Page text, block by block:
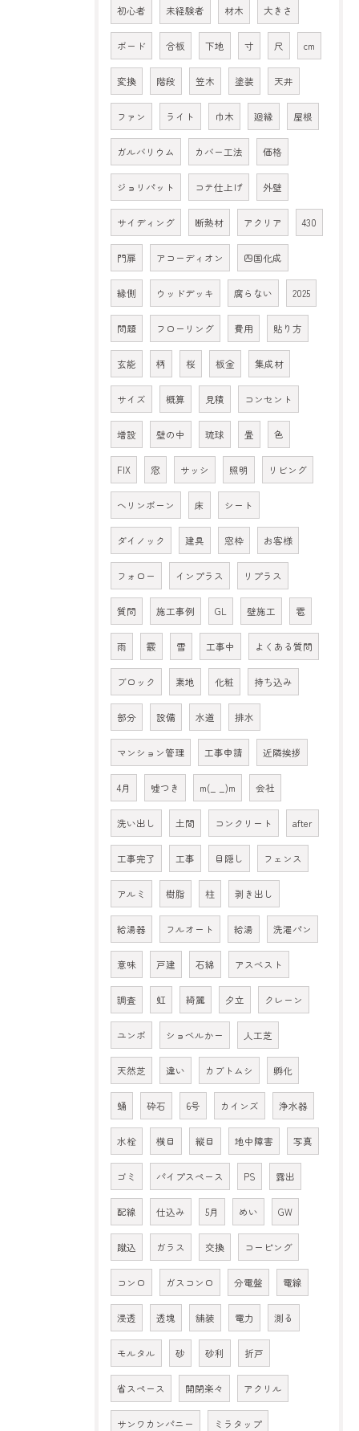
初心者 未経験者 材木 大きさ
ボード 合板 下地 寸 尺 cm
変換 階段 笠木 塗装 天井
ファン ライト 巾木 廻縁 屋根
ガルバリウム カバー工法 価格
ジョリパット コテ仕上げ 外壁
サイディング 断熱材 アクリア 430
門扉 アコーディオン 四国化成
縁側 ウッドデッキ 腐らない 2025
問題 フローリング 費用 貼り方
玄能 柄 桜 板金 集成材
サイズ 概算 見積 コンセント
増設 壁の中 琉球 畳 色
FIX 窓 サッシ 照明 リビング
ヘリンボーン 床 シート
ダイノック 建具 窓枠 お客様
フォロー インプラス リプラス
質問 施工事例 GL 壁施工 雹
雨 霰 雪 工事中 よくある質問
ブロック 素地 化粧 持ち込み
部分 設備 水道 排水
マンション管理 工事申請 近隣挨拶
4月 嘘つき m(_ _)m 会社
洗い出し 土間 コンクリート after
工事完了 工事 目隠し フェンス
アルミ 樹脂 柱 剥き出し
給湯器 フルオート 給湯 洗濯パン
意味 戸建 石綿 アスベスト
調査 虹 綺麗 夕立 クレーン
ユンボ ショベルかー 人工芝
天然芝 違い カブトムシ 孵化
蛹 砕石 6号 カインズ 浄水器
水栓 横目 縦目 地中障害 写真
ゴミ パイプスペース PS 露出
配線 仕込み 5月 めい GW
蹴込 ガラス 交換 コーピング
コンロ ガスコンロ 分電盤 電線
浸透 透塊 舗装 電力 測る
モルタル 砂 砂利 折戸
省スペース 開閉楽々 アクリル
サンワカンパニー ミラタップ